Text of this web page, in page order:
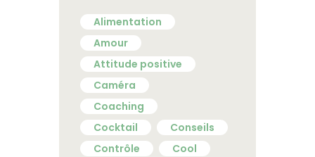
Alimentation
Amour
Attitude positive
Caméra
Coaching
Cocktail
Conseils
Contrôle
Cool